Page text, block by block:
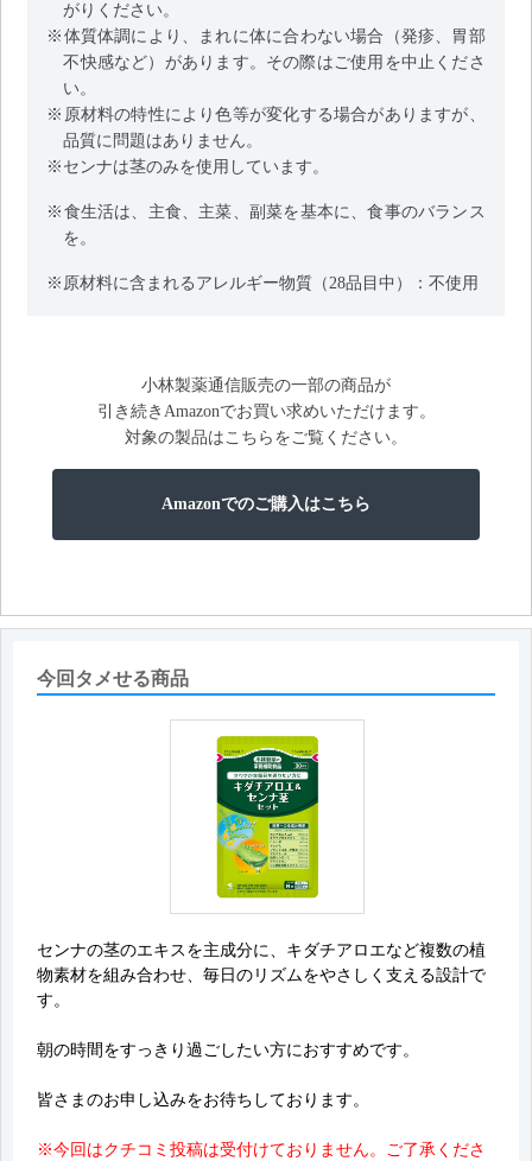
がりください。
※体質体調により、まれに体に合わない場合（発疹、胃部
不快感など）があります。その際はご使用を中止くださ
い。
※原材料の特性により色等が変化する場合がありますが、
品質に問題はありません。
※センナは茎のみを使用しています。
※食生活は、主食、主菜、副菜を基本に、食事のバランス
を。
※原材料に含まれるアレルギー物質（28品目中）：不使用
小林製薬通信販売の一部の商品が
引き続きAmazonでお買い求めいただけます。
対象の製品はこちらをご覧ください。
Amazonでのご購入はこちら
今回タメせる商品
センナの茎のエキスを主成分に、キダチアロエなど複数の植
物素材を組み合わせ、毎日のリズムをやさしく支える設計で
す。
朝の時間をすっきり過ごしたい方におすすめです。
皆さまのお申し込みをお待ちしております。
※今回はクチコミ投稿は受付けておりません。ご了承くださ